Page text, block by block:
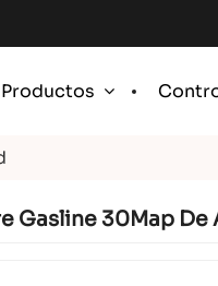
Productos
Gasline 30Map De